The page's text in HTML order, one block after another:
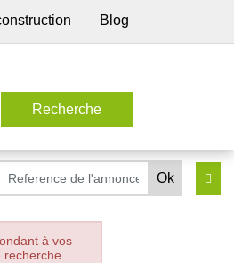
Blog
à vos